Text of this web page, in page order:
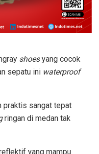
shoesyang cocok
sepatu ini waterproof
praktis sangat tepat
ringan di medan tak
yang mampu